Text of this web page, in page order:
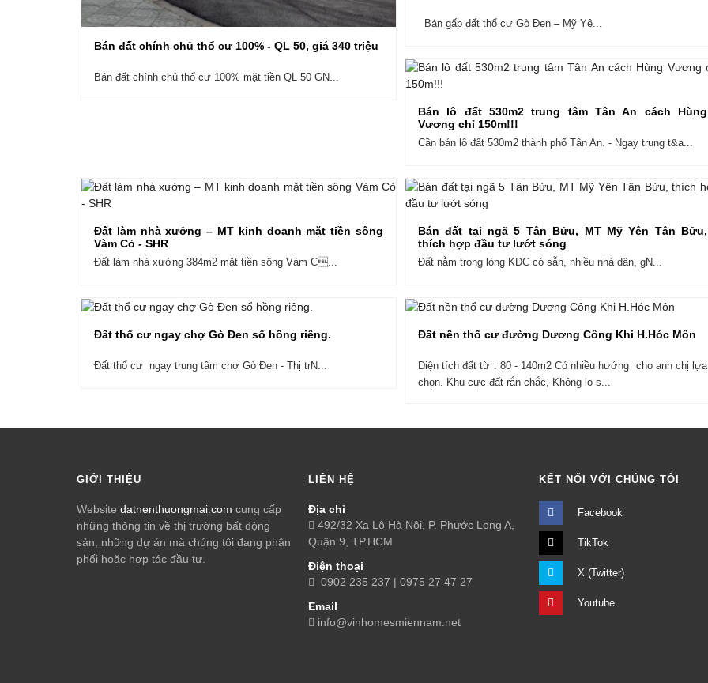
Bán đất chính chủ thổ cư 100% - QL 50, giá 340 triệu
Bán đất chính chủ thổ cư 100% mặt tiền QL 50 GN...
Bán gấp đất thổ cư Gò Đen – Mỹ Yê...
Bán lô đất 530m2 trung tâm Tân An cách Hùng
Vương chỉ 150m!!!
Cần bán lô đất 530m2 thành phố Tân An. - Ngay trung t&a...
Đất làm nhà xưởng – MT kinh doanh mặt tiền sông
Vàm Cỏ - SHR
Đất làm nhà xưởng 384m2 mặt tiền sông Vàm C...
Bán đất tại ngã 5 Tân Bửu, MT Mỹ Yên Tân Bửu,
thích hợp đầu tư lướt sóng
Đất nằm trong lòng KDC có sẵn, nhiều nhà dân, gN...
Đất thổ cư ngay chợ Gò Đen sổ hồng riêng.
Đất thổ cư ngay trung tâm chợ Gò Đen - Thị trN...
Đất nền thổ cư đường Dương Công Khi H.Hóc Môn
Diện tích đất từ : 80 - 140m2 Có nhiều hướng cho anh chị lựa
chọn. Khu cực đất rắn chắc, Không lo s...
GIỚI THIỆU
Website datnenthuongmai.com cung cấp
những thông tin về thị trường bất động
sản, những dự án mà chúng tôi đang phân
phối hoặc hợp tác đầu tư.
LIÊN HỆ
Địa chỉ
492/32 Xa Lộ Hà Nội, P. Phước Long A,
Quận 9, TP.HCM
Điện thoại
0902 235 237 | 0975 27 47 27
Email
info@vinhomesmiennam.net
KẾT NỐI VỚI CHÚNG TÔI
Facebook
TikTok
X (Twitter)
Youtube